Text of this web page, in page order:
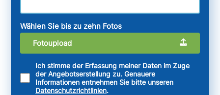
Wählen Sie bis zu zehn Fotos
Fotoupload
Ich stimme der Erfassung meiner Daten im Zuge
der Angebotserstellung zu. Genauere
Informationen entnehmen Sie bitte unseren
Datenschutzrichtlinien.